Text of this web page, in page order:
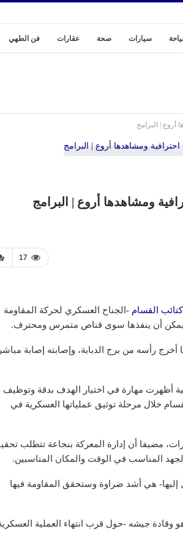
سيارات صحة عقارات فن الطهي
أروع | البرامج
ومشاهدها أروع | البرامج
17
كتائب القسام -الجناح العسكري لحركة المقاومة
لا يمكن أن ينفذها سوى قناص متمرس ومحترف.
رأسه من برج الدبابة، وإصابته إصابة
أظهرت مهارة في اختيار الهدف بدقة وتوظيف
خلال مرحلة توثيق عملياتها العسكرية في
مضيفا أن إدارة المعركة بنجاعة تتطلب
المناسب في الوقت والمكان المناسبين.
إليها- هي أشد ضراوة وستحقق المقاومة فيها
وقادة جيشه -حول قرب انتهاء العملية